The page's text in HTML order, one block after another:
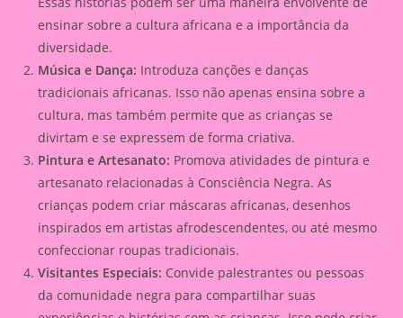
ensinar sobre a cultura africana e a importância da
diversidade.
Música e Dança: Introduza canções e danças
tradicionais africanas. Isso não apenas ensina sobre a
cultura, mas também permite que as crianças se
divirtam e se expressem de forma criativa.
Pintura e Artesanato: Promova atividades de pintura e
artesanato relacionadas à Consciência Negra. As
crianças podem criar máscaras africanas, desenhos
inspirados em artistas afrodescendentes, ou até mesmo
confeccionar roupas tradicionais.
Visitantes Especiais: Convide palestrantes ou pessoas
da comunidade negra para compartilhar suas